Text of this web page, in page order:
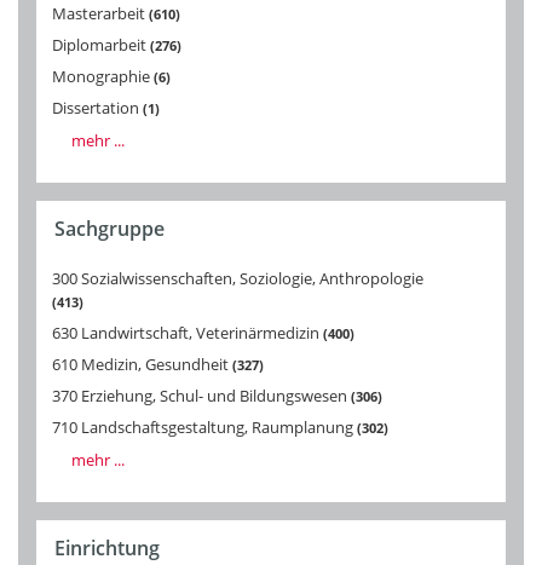
Masterarbeit 610
Diplomarbeit 276
Monographie 6
Dissertation 1
mehr ...
Sachgruppe
300 Sozialwissenschaften, Soziologie, Anthropologie
413
630 Landwirtschaft, Veterinärmedizin 400
610 Medizin, Gesundheit 327
370 Erziehung, Schul- und Bildungswesen 306
710 Landschaftsgestaltung, Raumplanung 302
mehr ...
Einrichtung